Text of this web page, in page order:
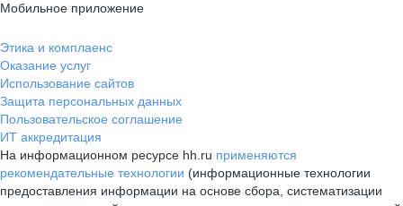
Мобильное приложение
Этика и комплаенс
Оказание услуг
Использование сайтов
Защита персональных данных
Пользовательское соглашение
ИТ аккредитация
На информационном ресурсе hh.ru применяются
рекомендательные технологии (информационные технологии
предоставления информации на основе сбора, систематизации